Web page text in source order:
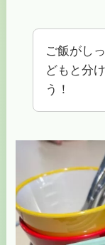
ご飯がし
どもと分
う！